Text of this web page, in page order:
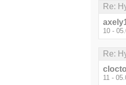
Re:
10 -
Re:
11 -